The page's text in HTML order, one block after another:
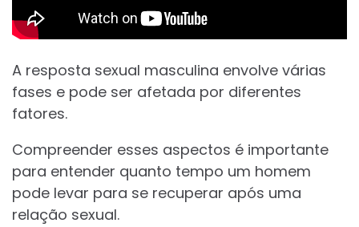
A resposta sexual masculina envolve várias
fases e pode ser afetada por diferentes
fatores.
Compreender esses aspectos é importante
para entender quanto tempo um homem
pode levar para se recuperar após uma
relação sexual.